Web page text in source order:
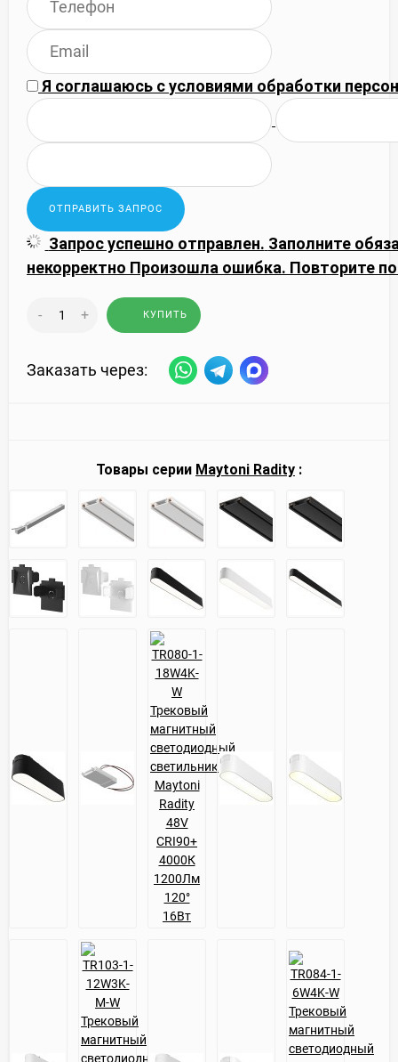
Я соглашаюсь сусловиями обработки
Запрос успешно отправлен. Заполните
некорректно Произошла ошибка. Повторите
- + КУПИТЬ
Заказать через:
Товары серии Maytoni Radity :